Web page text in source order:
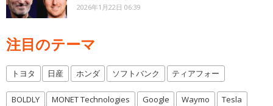
2026年1月22日 06:39
注目のテーマ
トヨタ 日産 ホンダ ソフトバンク ティアフォー
BOLDLY MONET Technologies Google Waymo Tesla